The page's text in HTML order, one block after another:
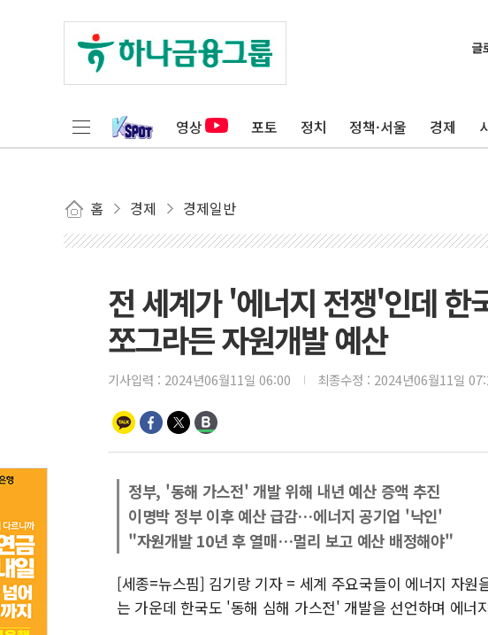
영상 포토 정치 정책·서울 경제
홈 경제 경제일반
전 세계가 '에너지 전쟁'인데
쪼그라든 자원개발 예산
기사입력 : 2024년06월11일 06:00 최종수정 : 2024년06월11일
정부, '동해 가스전' 개발 위해 내년 예산 증액 추진
이명박 정부 이후 예산 급감…에너지 공기업 '낙인'
"자원개발 10년 후 열매…멀리 보고 예산 배정해야"
[세종=뉴스핌] 김기랑 기자 = 세계 주요국들이 에너지 자원
는 가운데 한국도 '동해 심해 가스전' 개발을 선언하며 에너